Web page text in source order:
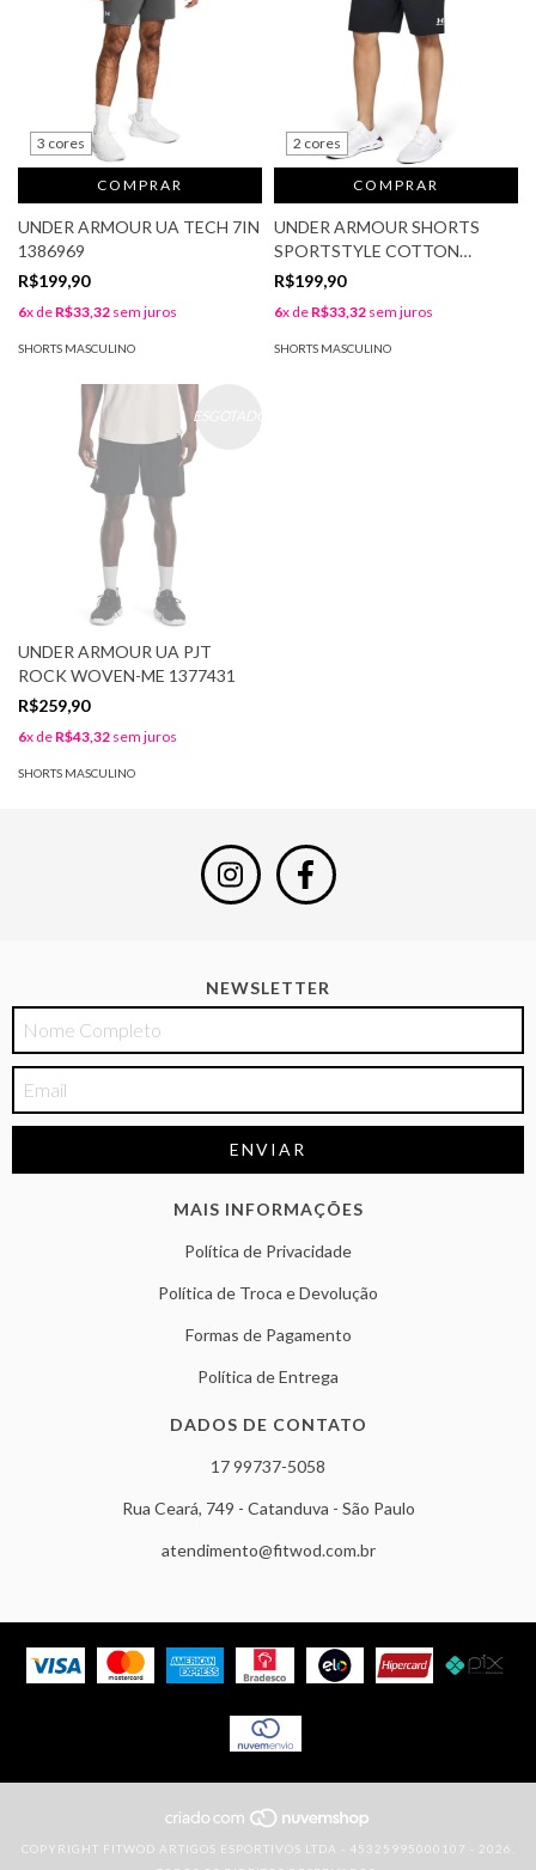
3 cores
COMPRAR
UNDER ARMOUR UA TECH 7IN
1386969
R$199,90
6x de R$33,32 sem juros
SHORTS MASCULINO
2 cores
COMPRAR
UNDER ARMOUR SHORTS
SPORTSTYLE COTTON
1359400
R$199,90
6x de R$33,32 sem juros
SHORTS MASCULINO
ESGOTADO
UNDER ARMOUR UA PJT
ROCK WOVEN-ME 1377431
R$259,90
6x de R$43,32 sem juros
SHORTS MASCULINO
NEWSLETTER
MAIS INFORMAÇÕES
Política de Privacidade
Política de Troca e Devolução
Formas de Pagamento
Política de Entrega
DADOS DE CONTATO
17 99737-5058
Rua Ceará, 749 - Catanduva - São Paulo
atendimento@fitwod.com.br
COPYRIGHT FITWOD ARTIGOS ESPORTIVOS LTDA - 45325995000107 - 2026.